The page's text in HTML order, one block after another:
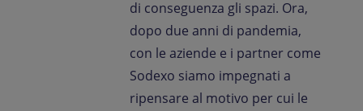
di conseguenza gli spazi. Ora,
dopo due anni di pandemia,
con le aziende e i partner come
Sodexo siamo impegnati a
ripensare al motivo per cui le